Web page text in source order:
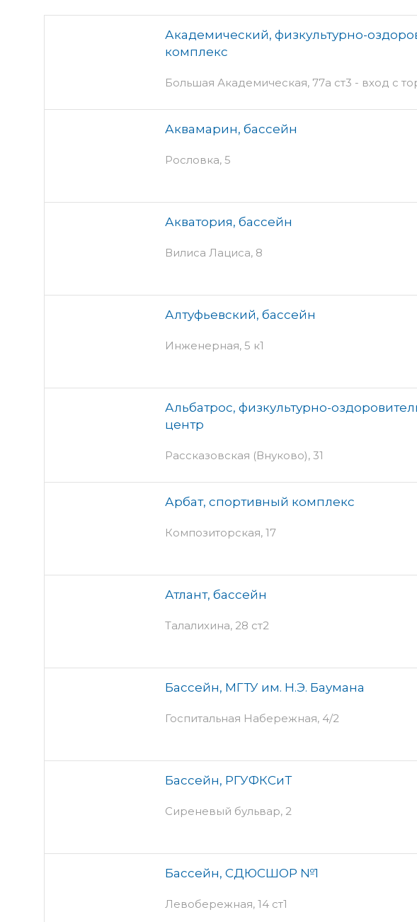
Академический, физкультурно-
комплекс
Большая Академическая, 77а ст3 - вход с
Аквамарин, бассейн
Рословка, 5
Акватория, бассейн
Вилиса Лациса, 8
Алтуфьевский, бассейн
Инженерная, 5 к1
Альбатрос, физкультурно-
центр
Рассказовская (Внуково), 31
Арбат, спортивный комплекс
Композиторская, 17
Атлант, бассейн
Талалихина, 28 ст2
Бассейн, МГТУ им. Н.Э. Баумана
Госпитальная Набережная, 4/2
Бассейн, РГУФКСиТ
Сиреневый бульвар, 2
Бассейн, СДЮСШОР №1
Левобережная, 14 ст1